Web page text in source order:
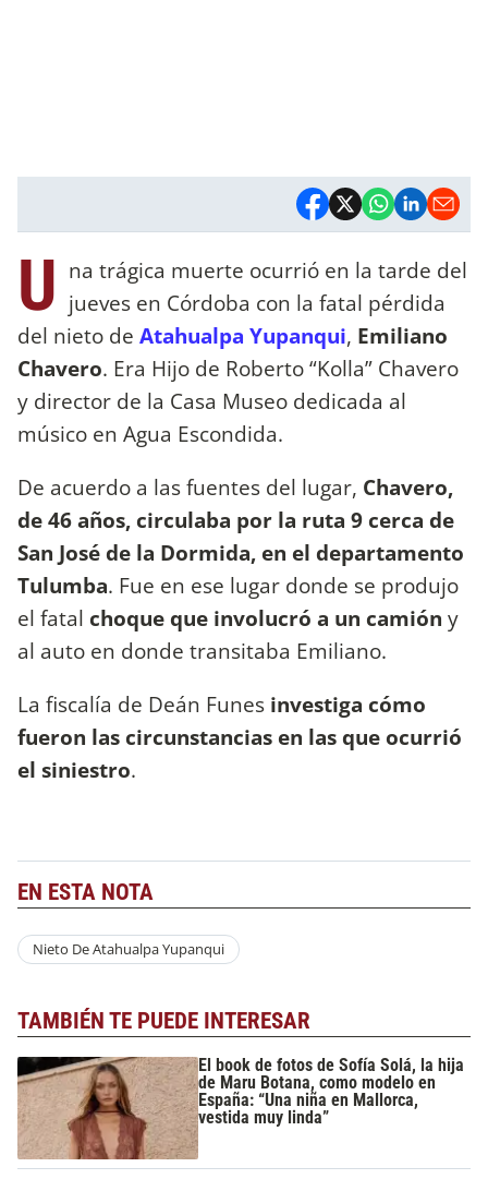
U na trágica muerte ocurrió en la tarde del
jueves en Córdoba con la fatal pérdida
del nieto de Atahualpa Yupanqui, Emiliano
Chavero. Era Hijo de Roberto “Kolla” Chavero
y director de la Casa Museo dedicada al
músico en Agua Escondida.
De acuerdo a las fuentes del lugar, Chavero,
de 46 años, circulaba por la ruta 9 cerca de
San José de la Dormida, en el departamento
Tulumba. Fue en ese lugar donde se produjo
el fatal choque que involucró a un camión y
al auto en donde transitaba Emiliano.
La fiscalía de Deán Funes investiga cómo
fueron las circunstancias en las que ocurrió
el siniestro.
EN ESTA NOTA
Nieto De Atahualpa Yupanqui
TAMBIÉN TE PUEDE INTERESAR
El book de fotos de Sofía Solá, la hija
de Maru Botana, como modelo en
España: “Una niña en Mallorca,
vestida muy linda”